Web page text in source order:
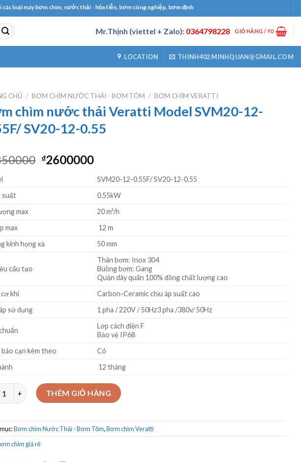
máy bơm chìm, nước thải - hỏa tiễn, bơm công nghiệp, bơm định lượng, máy thổi khí, máy khuấy chìm
Mr.Thịnh (viettel + Zalo): 0364798228 GIỎ HÀNG /₫0
LOCATION THINH402.MINHQUAN@GMAIL.COM
CHỦ / BƠM CHÌM NƯỚC THẢI - BƠM TÕM / BƠM CHÌM VERATTI
chìm nước thải Veratti Model SVM20-12-
SV20-12-0.55
Giá
₫2600000Giá
tại
là:
₫2600000.
SVM20-12-0.55F/ SV20-12-0.55
suất
0.55kW
max
20 m³/h
max
12 m
kính họng xả
50 mm
cấu tạo
Thân bơm: Inox 304
Buồng bơm: Gang
Quận dây quấn 100% đồng chất lượng cao
khí
Carbon-Ceramic chịu áp suất cao
sử dụng
1 pha / 220V / 50Hz3 pha /380v/ 50Hz
Lớp cách điện F
Bảo vệ IP68
báo cạn kèm theo
Có
12 tháng
nước thải Veratti Model SVM20-12-0.55F/ SV20-12-0.55 số lượng
THÊM GIỎ HÀNG
Bơm chìm Nước Thải - Bơm Tõm,Bơm chìm Veratti
chìm giá rẻ